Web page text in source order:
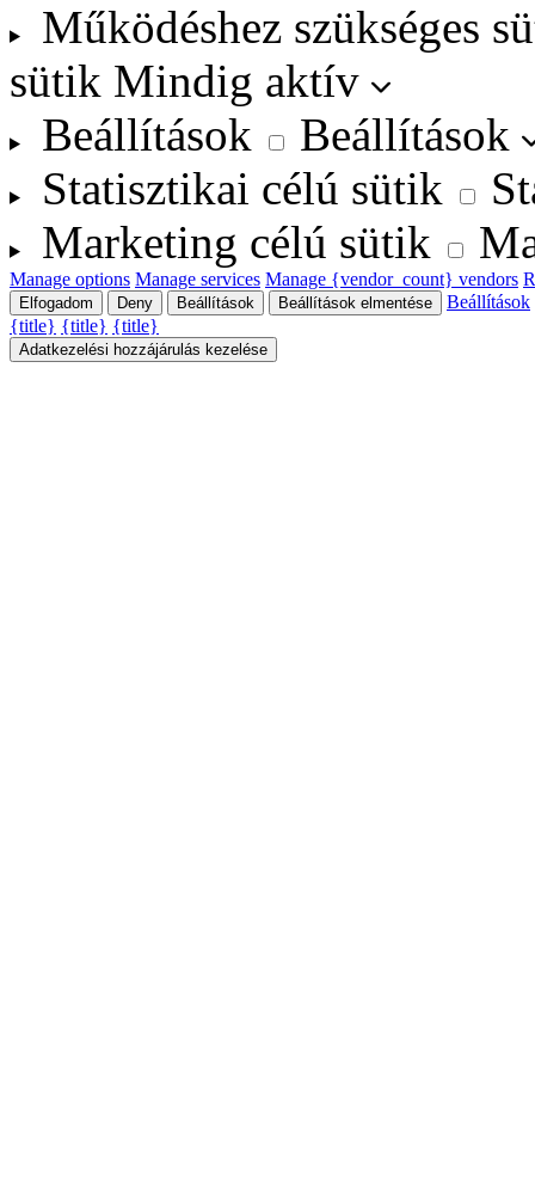
Működéshez szükséges
sütik Mindig aktív
Beállítások
Beállítások
Statisztikai célú sütik
Marketing célú sütik
Manage options Manage services Manage {vendor_count} vendors
Elfogadom Deny Beállítások Beállítások elmentése
Beállítások
{title} {title} {title}
Adatkezelési hozzájárulás kezelése